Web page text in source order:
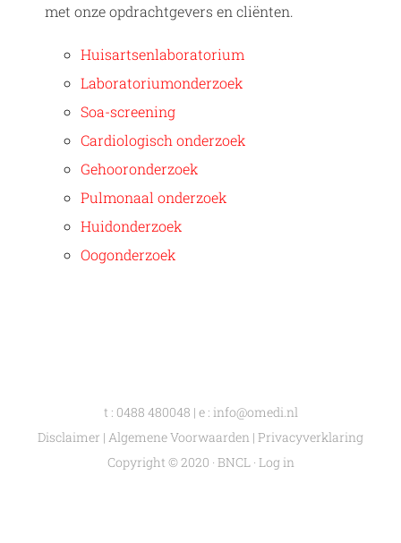
met onze opdrachtgevers en cliënten.
Huisartsenlaboratorium
Laboratoriumonderzoek
Soa-screening
Cardiologisch onderzoek
Gehooronderzoek
Pulmonaal onderzoek
Huidonderzoek
Oogonderzoek
t : 0488 480048 | e : info@omedi.nl
Disclaimer | Algemene Voorwaarden | Privacyverklaring
Copyright © 2020 · BNCL · Log in